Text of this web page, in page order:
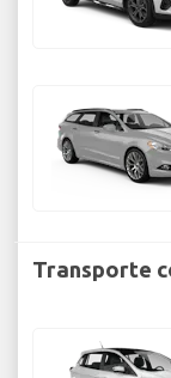
Transporte